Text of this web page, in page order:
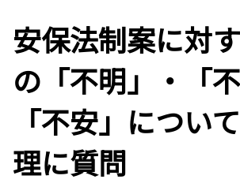
安保法制案に対
の「不明」・「
「不安」につい
理に質問